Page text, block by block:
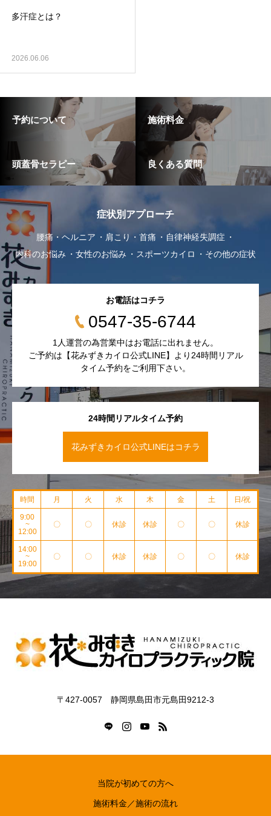
多汗症とは？
2026.06.06
予約について 施術料金
頭蓋骨セラピー 良くある質問
症状別アプローチ
腰痛・ヘルニア 肩こり・首痛
自律神経失調症
内科のお悩み
女性のお悩み スポーツカイロ その他の症状
24時間リアルタイム予約
花みずきカイロ公式LINEはコチラ
お電話はコチラ
0547-35-6744
1人運営の為営業中はお電話に出れません。
ご予約は【花みずきカイロ公式LINE】より24時間リアル
タイム予約をご利用下さい。
時間 月 火 水 木 金 土 日/祝
9:00
~
12:00
〇 〇 休診 休診 〇 〇 休診
14:00
~
19:00
〇 〇 休診 休診 〇 〇 休診
〒427-0057 静岡県島田市元島田9212-3
当院が初めての方へ
施術料金／施術の流れ